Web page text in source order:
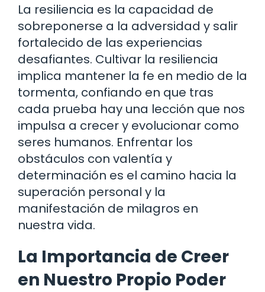
La resiliencia es la capacidad de
sobreponerse a la adversidad y salir
fortalecido de las experiencias
desafiantes. Cultivar la resiliencia
implica mantener la fe en medio de la
tormenta, confiando en que tras
cada prueba hay una lección que nos
impulsa a crecer y evolucionar como
seres humanos. Enfrentar los
obstáculos con valentía y
determinación es el camino hacia la
superación personal y la
manifestación de milagros en
nuestra vida.
La Importancia de Creer
en Nuestro Propio Poder